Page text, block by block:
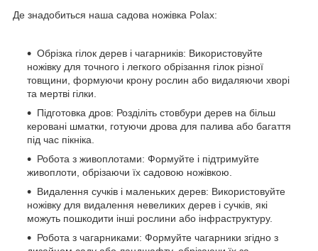
Де знадобиться наша садова ножівка Polax:
Обрізка гілок дерев і чагарників: Використовуйте
ножівку для точного і легкого обрізання гілок різної
товщини, формуючи крону рослин або видаляючи хворі
та мертві гілки.
Підготовка дров: Розділіть стовбури дерев на більш
керовані шматки, готуючи дрова для палива або багаття
під час пікніка.
Робота з живоплотами: Формуйте і підтримуйте
живоплоти, обрізаючи їх садовою ножівкою.
Видалення сучків і маленьких дерев: Використовуйте
ножівку для видалення невеликих дерев і сучків, які
можуть пошкодити інші рослини або інфраструктуру.
Робота з чагарниками: Формуйте чагарники згідно з